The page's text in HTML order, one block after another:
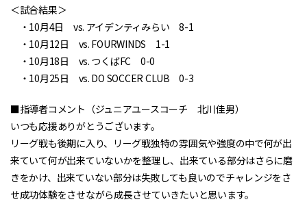
＜試合結果＞
・10月4日 vs. アイデンティみらい 8-1
・10月12日 vs. FOURWINDS 1-1
・10月18日 vs. つくばFC 0-0
・10月25日 vs. DO SOCCER CLUB 0-3
■指導者コメント（ジュニアユースコーチ 北川佳男）
いつも応援ありがとうございます。
リーグ戦も後期に入り、リーグ戦独特の雰囲気や強度の中で何が出
来ていて何が出来ていないかを整理し、出来ている部分はさらに磨
きをかけ、出来ていない部分は失敗しても良いのでチャレンジをさ
せ成功体験をさせながら成長させていきたいと思います。